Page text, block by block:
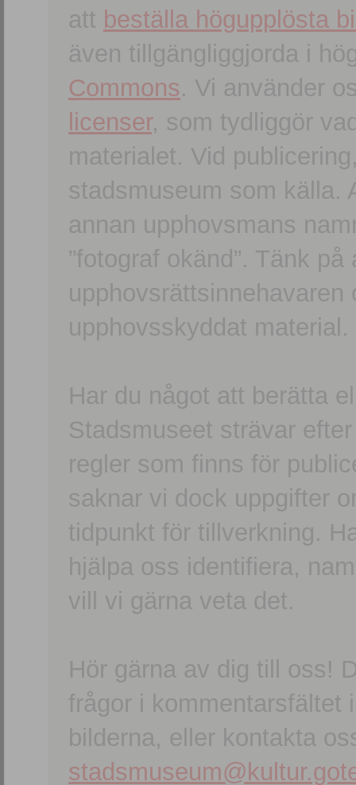
att beställa högupplösta
även tillgängliggjorda i
Commons. Vi använder
licenser, som tydliggör
materialet. Vid
stadsmuseum som källa.
annan upphovsmans
”fotograf okänd”. Tänk
upphovsskyddat material.
Har du något att berätta
Stadsmuseet strävar
regler som finns för
saknar vi dock uppgifter
tidpunkt för tillverkning.
hjälpa oss identifiera,
vill vi gärna veta det.
Hör gärna av dig till oss!
frågor i kommentarsfältet
bilderna, eller kontakta